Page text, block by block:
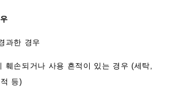
과한 경우
훼손되거나 사용 흔적이 있는 경우 (세탁,
등)